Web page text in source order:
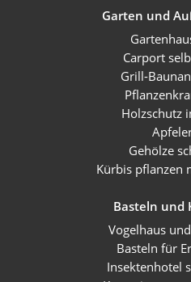
Garten und
Carport
Grill-
Holzschutz
Gehölze
Kürbis pflanzen
Basteln und
Vogelhaus
Basteln für
Insektenhotel